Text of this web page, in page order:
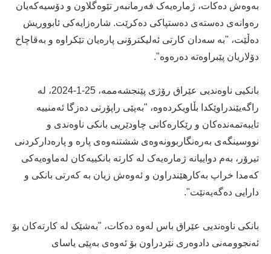
بەوەش دەکات، ژمارەیەک فەرمانبەر تێوەگلاون و دۆسیەکەیان
رەوانەی دەستەی دەستپاکی دەکرێت. شارەزایەکی ئابووریش
دەڵێت، "بە سەدان کارتی ئەلیکترۆنی پارەیان تێکراوە و بەقاچاخ
دۆلاریان پێبراوەتە دەرەوە".
بانکیی ناوەندیی عێراق رۆژی پێنجشەممە، 25-1-2024، لە
راگەیێندراوێکدا بڵاویکردەوە، "بەپێی راپۆرتی دەزگا ئەمنییە
تایبەتمەندەکان و رێکارەکانی چاودێریی بانکی ناوەندی و
نووسینگەی بەرەنگاربوونەوەی ششتنەوەی پارە و پارەدارکردنی
تیرۆر، بەم دواییانە ژمارەیەک لە کارتە بانکییەکان لەماوەیەکی
کەمدا خراپ بەکارهێندراون و ئەوەش زیان بە کەرتی بانکی و
دارایی دەگەیەنێت".
بانکی ناوەندیی عێراق باس لەوە دەکات، "بەشێک لە کارتەکان بۆ
ئەنجوومەنی دادوەری نێردراون بۆ ئەوەی بەپێی یاسای